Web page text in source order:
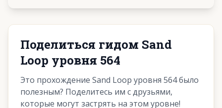
Поделиться гидом Sand
Loop уровня 564
Это прохождение Sand Loop уровня 564 было
полезным? Поделитесь им с друзьями,
которые могут застрять на этом уровне!